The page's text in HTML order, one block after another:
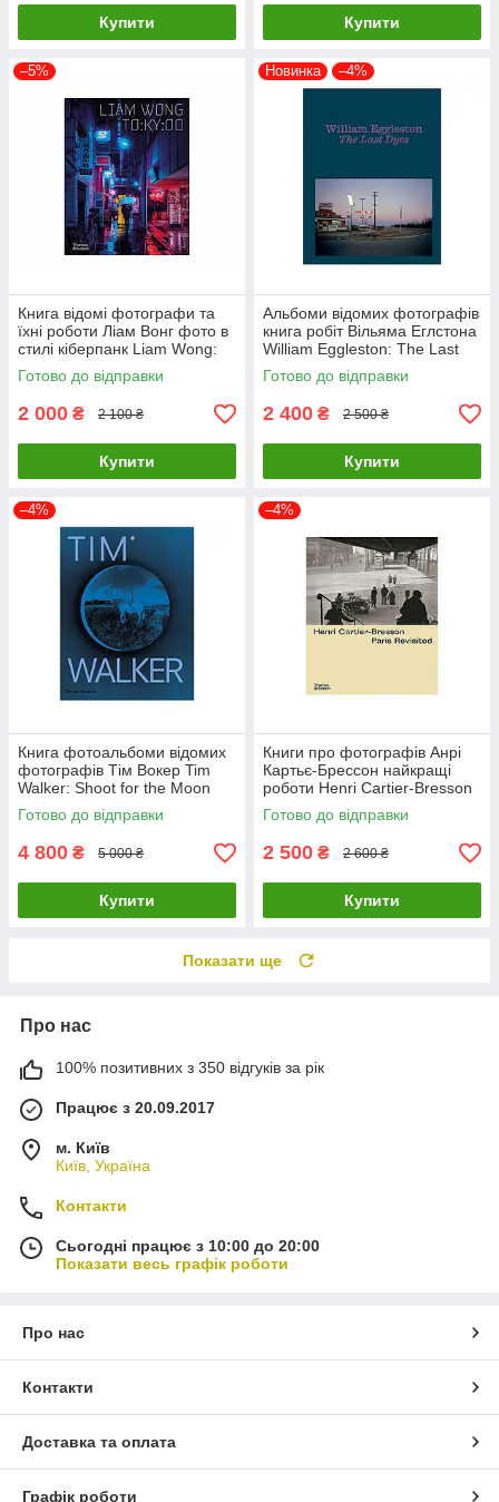
Купити Купити
–5%
Книга відомі фотографи та
їхні роботи Ліам Вонг фото в
стилі кіберпанк Liam Wong:
TOKYOO (М'яка палітурка)
Готово до відправки
2 000 ₴ 2 100 ₴
Купити
Новинка –4%
Альбоми відомих фотографів
книга робіт Вільяма Еглстона
William Eggleston: The Last
Dyes книги про фотографію
Готово до відправки
2 400 ₴ 2 500 ₴
Купити
–4%
Книга фотоальбоми відомих
фотографів Тім Вокер Tim
Walker: Shoot for the Moon
книги про фешн світлини
Готово до відправки
4 800 ₴ 5 000 ₴
Купити
–4%
Книги про фотографів Анрі
Картьє-Брессон найкращі
роботи Henri Cartier-Bresson
" Paris Revisited "
фотомистецтво
Готово до відправки
2 500 ₴ 2 600 ₴
Купити
Показати ще
Про нас
100% позитивних з 350 відгуків за рік
Працює з 20.09.2017
м. Київ
Київ, Україна
Контакти
Сьогодні працює з 10:00 до 20:00
Показати весь графік роботи
Про нас
Контакти
Доставка та оплата
Графік роботи